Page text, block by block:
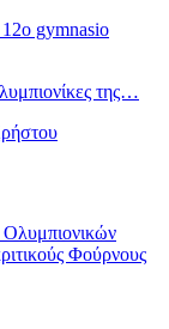
της…
Φούρνους